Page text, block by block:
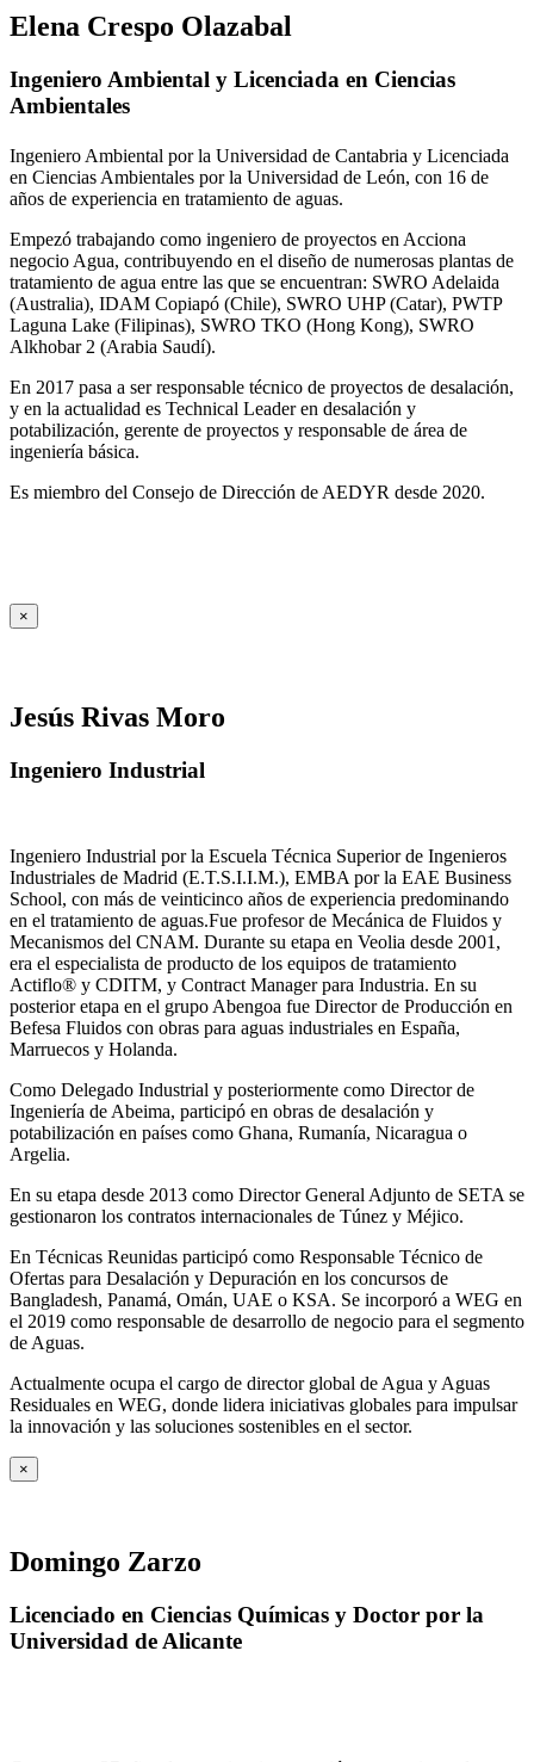
Elena Crespo Olazabal
Ingeniero Ambiental y Licenciada en Ciencias
Ambientales
Ingeniero Ambiental por la Universidad de Cantabria y Licenciada
en Ciencias Ambientales por la Universidad de León, con 16 de
años de experiencia en tratamiento de aguas.
Empezó trabajando como ingeniero de proyectos en Acciona
negocio Agua, contribuyendo en el diseño de numerosas plantas de
tratamiento de agua entre las que se encuentran: SWRO Adelaida
(Australia), IDAM Copiapó (Chile), SWRO UHP (Catar), PWTP
Laguna Lake (Filipinas), SWRO TKO (Hong Kong), SWRO
Alkhobar 2 (Arabia Saudí).
En 2017 pasa a ser responsable técnico de proyectos de desalación,
y en la actualidad es Technical Leader en desalación y
potabilización, gerente de proyectos y responsable de área de
ingeniería básica.
Es miembro del Consejo de Dirección de AEDYR desde 2020.
×
Jesús Rivas Moro
Ingeniero Industrial
Ingeniero Industrial por la Escuela Técnica Superior de Ingenieros
Industriales de Madrid (E.T.S.I.I.M.), EMBA por la EAE Business
School, con más de veinticinco años de experiencia predominando
en el tratamiento de aguas.Fue profesor de Mecánica de Fluidos y
Mecanismos del CNAM. Durante su etapa en Veolia desde 2001,
era el especialista de producto de los equipos de tratamiento
Actiflo® y CDITM, y Contract Manager para Industria. En su
posterior etapa en el grupo Abengoa fue Director de Producción en
Befesa Fluidos con obras para aguas industriales en España,
Marruecos y Holanda.
Como Delegado Industrial y posteriormente como Director de
Ingeniería de Abeima, participó en obras de desalación y
potabilización en países como Ghana, Rumanía, Nicaragua o
Argelia.
En su etapa desde 2013 como Director General Adjunto de SETA se
gestionaron los contratos internacionales de Túnez y Méjico.
En Técnicas Reunidas participó como Responsable Técnico de
Ofertas para Desalación y Depuración en los concursos de
Bangladesh, Panamá, Omán, UAE o KSA. Se incorporó a WEG en
el 2019 como responsable de desarrollo de negocio para el segmento
de Aguas.
Actualmente ocupa el cargo de director global de Agua y Aguas
Residuales en WEG, donde lidera iniciativas globales para impulsar
la innovación y las soluciones sostenibles en el sector.
×
Domingo Zarzo
Licenciado en Ciencias Químicas y Doctor por la
Universidad de Alicante